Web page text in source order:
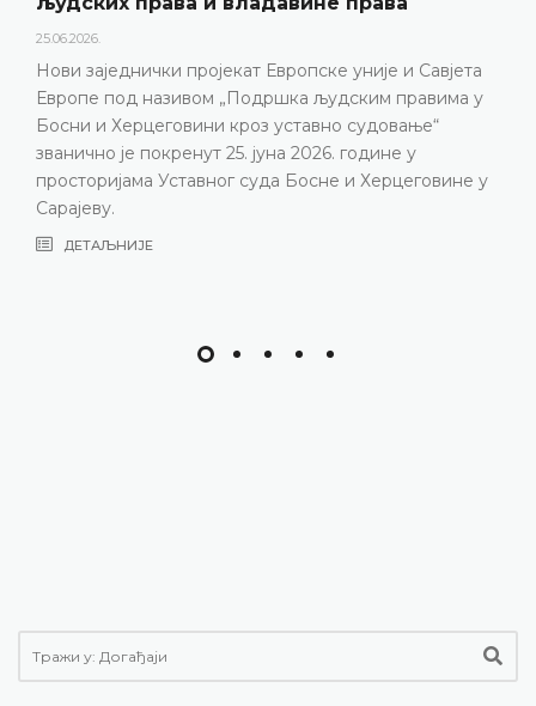
представљени релевантна статистика, кључни
резултати рада Уставног суда у 2025. години, али и
изазови с којима се Уставни суд суочава посљедњих
година, нарочито због непопуњености судијског
састава